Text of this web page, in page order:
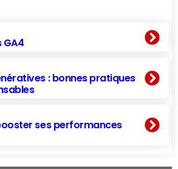
GA4
: bonnes pratiques
ses performances